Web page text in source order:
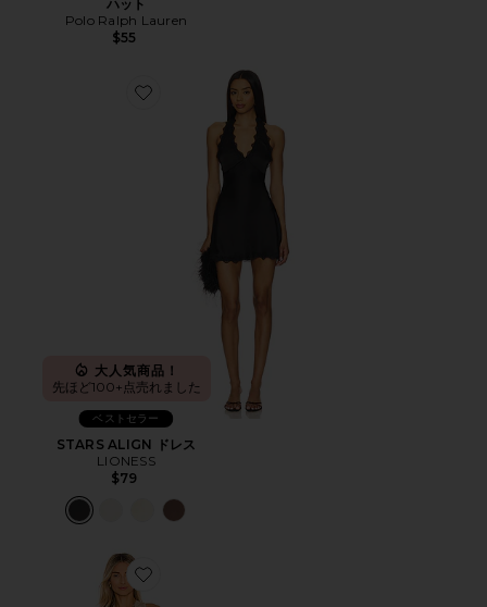
ハット
Polo Ralph Lauren
$55
Favorite STARS ALIGN ドレス
大人気商品！
先ほど100+点売れました
ベストセラー
STARS ALIGN ドレス
LIONESS
$79
Favorite COSITA BUENA ドレス